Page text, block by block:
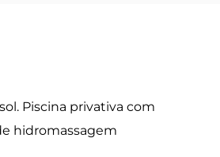
Piscina privativa com
hidromassagem